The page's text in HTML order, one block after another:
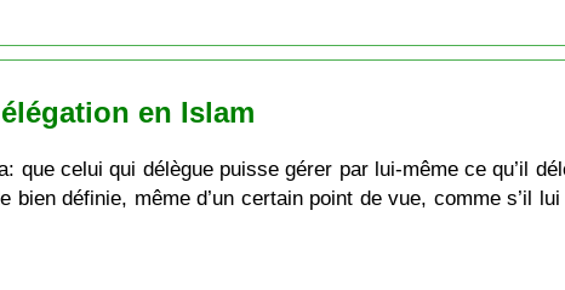
en Islam
que celui qui délègue puisse gérer par lui-même ce qu’il
bien définie, même d’un certain point de vue, comme s’il